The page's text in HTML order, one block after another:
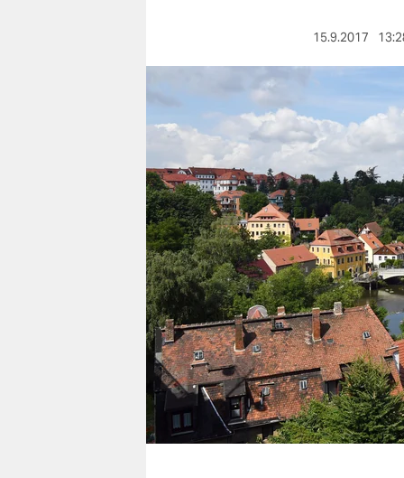
wahrheit
verlag
verlag
veranstaltungen
shop
fragen & hilfe
unterstützen
abo
genossenschaft
15.9.2017